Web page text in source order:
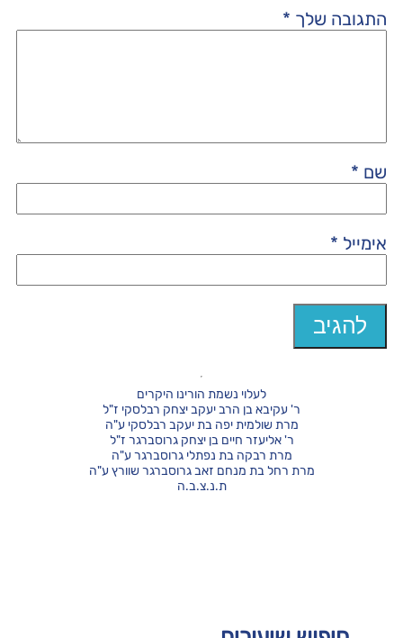
התגובה שלך *
שם *
אימייל *
לעלוי נשמת הורינו היקרים
ר' עקיבא בן הרב יעקב יצחק רבלסקי ז"ל
מרת שולמית יפה בת יעקב רבלסקי ע"ה
ר' אליעזר חיים בן יצחק גרוסברגר ז"ל
מרת רבקה בת נפתלי גרוסברגר ע"ה
מרת רחל בת מנחם זאב גרוסברגר שוורץ ע"ה
ת.נ.צ.ב.ה